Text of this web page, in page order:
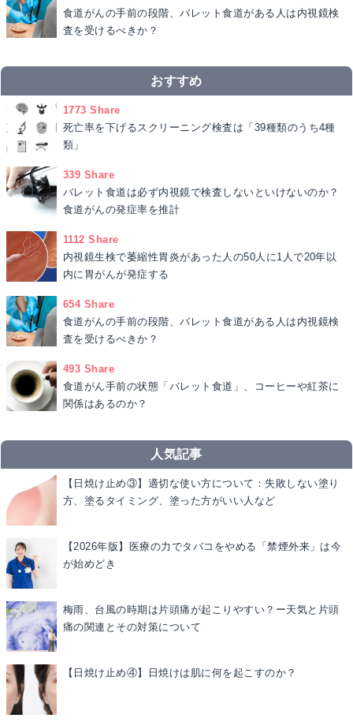
食道がんの手前の段階、バレット食道がある人は内視鏡検
査を受けるべきか？
おすすめ
1773 Share
死亡率を下げるスクリーニング検査は「39種類のうち4種
類」
339 Share
バレット食道は必ず内視鏡で検査しないといけないのか？
食道がんの発症率を推計
1112 Share
内視鏡生検で萎縮性胃炎があった人の50人に1人で20年以
内に胃がんが発症する
654 Share
食道がんの手前の段階、バレット食道がある人は内視鏡検
査を受けるべきか？
493 Share
食道がん手前の状態「バレット食道」、コーヒーや紅茶に
関係はあるのか？
人気記事
【日焼け止め③】適切な使い方について：失敗しない塗り
方、塗るタイミング、塗った方がいい人など
【2026年版】医療の力でタバコをやめる「禁煙外来」は今
が始めどき
梅雨、台風の時期は片頭痛が起こりやすい？ー天気と片頭
痛の関連とその対策について
【日焼け止め④】日焼けは肌に何を起こすのか？